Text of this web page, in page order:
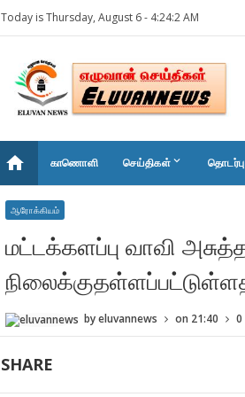
Today is Thursday, August 6 - 4:24:2 AM
home காணொளி செய்திகள் keyboard_arrow_down
ஆரோக்கியம்
மட்டக்களப்பு வாவி
byeluvannews on 21:40 0
SHARE